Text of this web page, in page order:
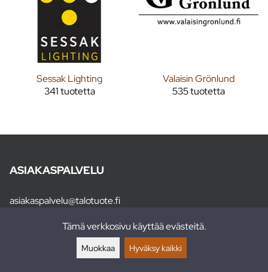
Sessak Lighting
341 tuotetta
Valaisin Grönlund
535 tuotetta
ASIAKASPALVELU
asiakaspalvelu@talotuote.fi
Puhelin ma, ti, to 10:00 - 14:00
045 893 6866
Tämä verkkosivu käyttää evästeitä.
Muokkaa Hyväksy kaikki